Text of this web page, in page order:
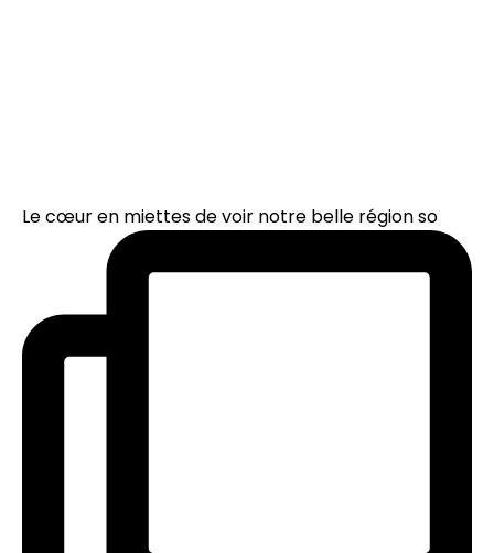
Le cœur en miettes de voir notre belle région so